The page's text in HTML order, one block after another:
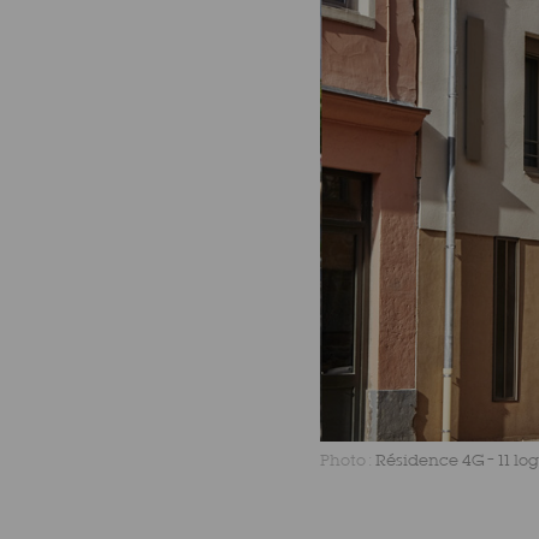
Photo : Résidence 4G – 11